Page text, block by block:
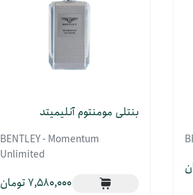
بنتلی مومنتوم آنلیمیتد
BENTLEY - Momentum
Unlimited
7,580,000